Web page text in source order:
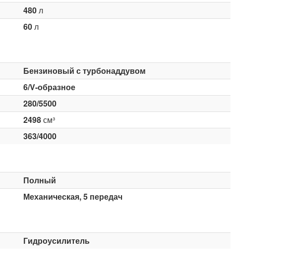
480л
60л
Бензиновый с турбонаддувом
6/V-образное
280/5500
2498см³
363/4000
Полный
Механическая, 5 передач
Гидроусилитель